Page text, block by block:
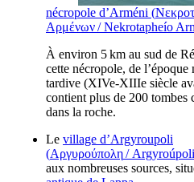
nécropole d’Arméni (
Αρμένων/Nekrotapheío
À environ 5 km au sud de
cette nécropole, de l’époque
tardive (XIVe-XIIIe siècle
contient plus de 200 tombes
dans la roche.
Le village d’Argyroupoli
(Αργυρούπολη/ Argyroúpoli
aux nombreuses sources,